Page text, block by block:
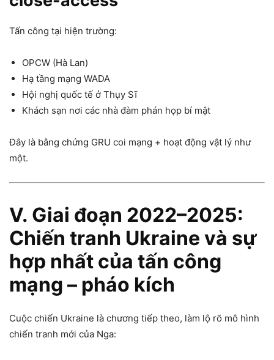
Tấn công tại hiện trường:
OPCW (Hà Lan)
Hạ tầng mạng WADA
Hội nghị quốc tế ở Thụy Sĩ
Khách sạn nơi các nhà đàm phán họp bí mật
Đây là bằng chứng GRU coi mạng + hoạt động vật lý như
một.
V. Giai đoạn 2022–2025:
Chiến tranh Ukraine và sự
hợp nhất của tấn công
mạng – pháo kích
Cuộc chiến Ukraine là chương tiếp theo, làm lộ rõ mô hình
chiến tranh mới của Nga: